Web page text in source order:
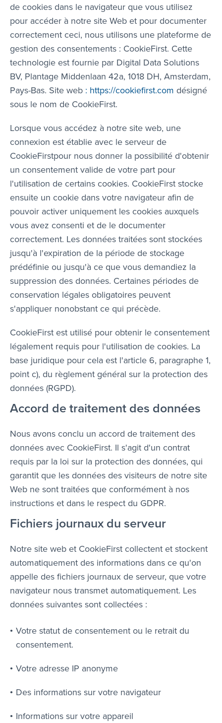
de cookies dans le navigateur que vous utilisez
pour accéder à notre site Web et pour documenter
correctement ceci, nous utilisons une plateforme de
gestion des consentements : CookieFirst. Cette
technologie est fournie par Digital Data Solutions
BV, Plantage Middenlaan 42a, 1018 DH, Amsterdam,
Pays-Bas. Site web : https://cookiefirst.com désigné
sous le nom de CookieFirst.
Lorsque vous accédez à notre site web, une
connexion est établie avec le serveur de
CookieFirstpour nous donner la possibilité d'obtenir
un consentement valide de votre part pour
l'utilisation de certains cookies. CookieFirst stocke
ensuite un cookie dans votre navigateur afin de
pouvoir activer uniquement les cookies auxquels
vous avez consenti et de le documenter
correctement. Les données traitées sont stockées
jusqu'à l'expiration de la période de stockage
prédéfinie ou jusqu'à ce que vous demandiez la
suppression des données. Certaines périodes de
conservation légales obligatoires peuvent
s'appliquer nonobstant ce qui précède.
CookieFirst est utilisé pour obtenir le consentement
légalement requis pour l'utilisation de cookies. La
base juridique pour cela est l'article 6, paragraphe 1,
point c), du règlement général sur la protection des
données (RGPD).
Accord de traitement des données
Nous avons conclu un accord de traitement des
données avec CookieFirst. Il s'agit d'un contrat
requis par la loi sur la protection des données, qui
garantit que les données des visiteurs de notre site
Web ne sont traitées que conformément à nos
instructions et dans le respect du GDPR.
Fichiers journaux du serveur
Notre site web et CookieFirst collectent et stockent
automatiquement des informations dans ce qu'on
appelle des fichiers journaux de serveur, que votre
navigateur nous transmet automatiquement. Les
données suivantes sont collectées :
Votre statut de consentement ou le retrait du
consentement.
Votre adresse IP anonyme
Des informations sur votre navigateur
Informations sur votre appareil